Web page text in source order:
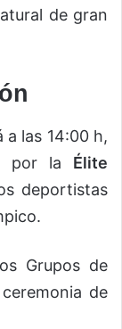
de gran
a las 14:00 h,
por la Élite
deportistas
Grupos de
de